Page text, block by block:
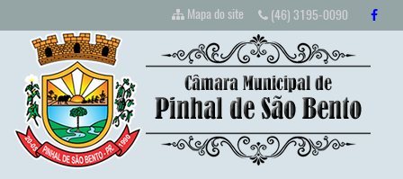
Mapa do site (46) 3195-0090